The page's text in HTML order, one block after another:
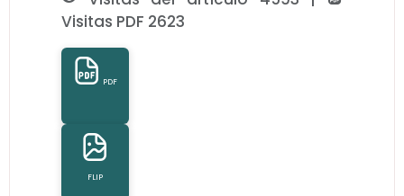
Visitas PDF 2623
PDF
FLIP